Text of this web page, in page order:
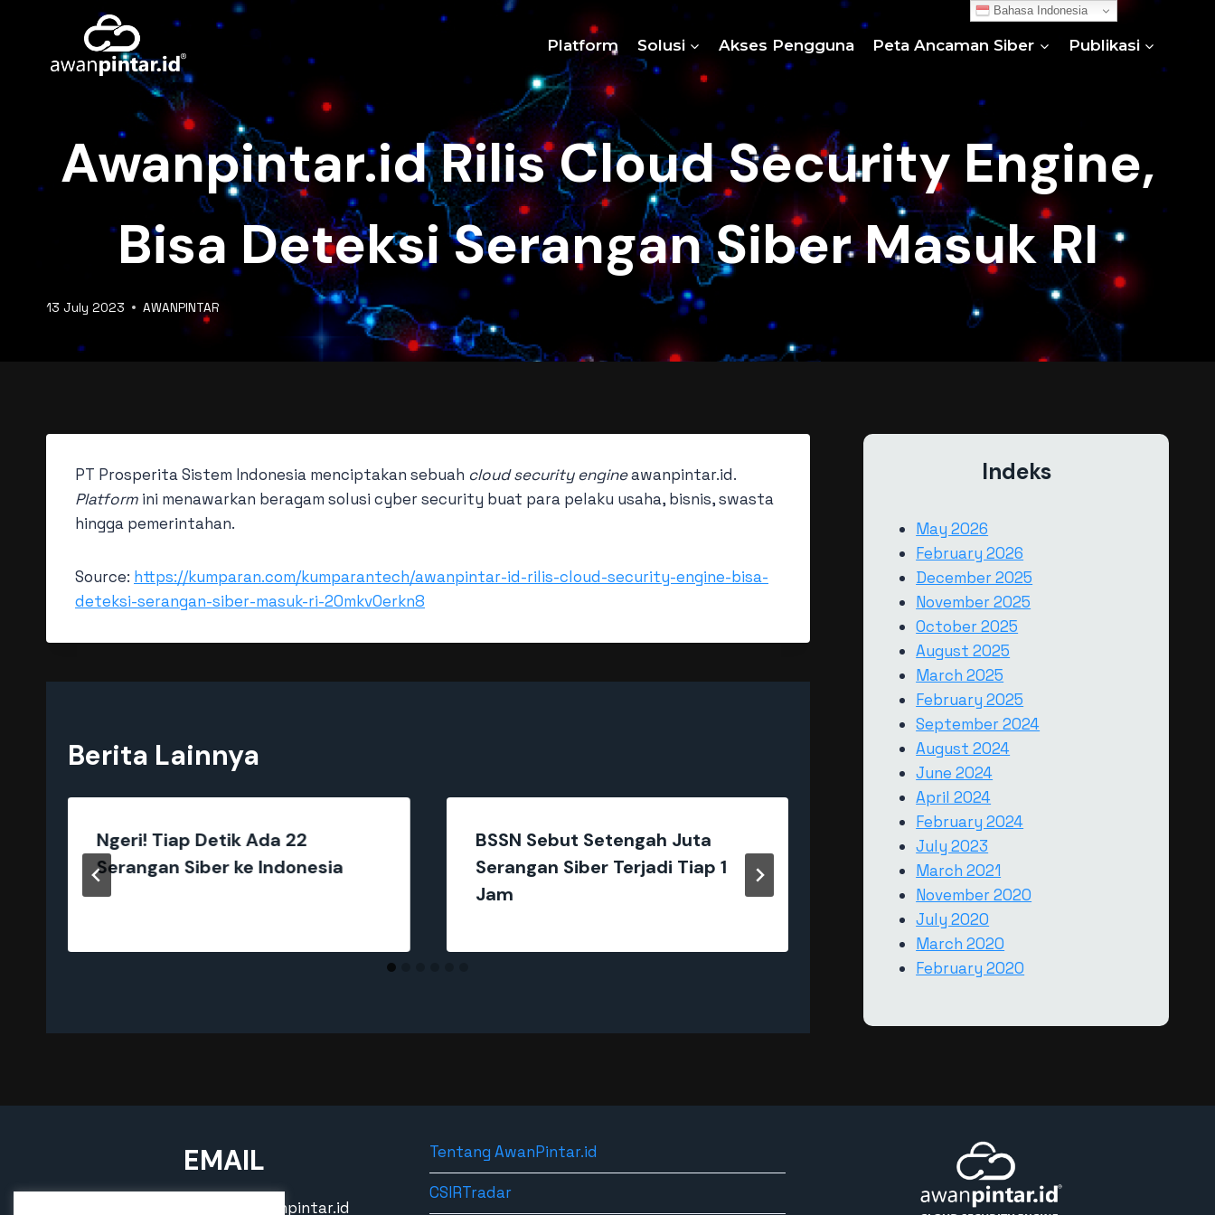
content
Platform Solusi Akses Pengguna Peta Ancaman Siber Publikasi
Awanpintar.id Rilis Cloud Security Engine,
Bisa Deteksi Serangan Siber Masuk RI
13 July 2023 AWANPINTAR
PT Prosperita Sistem Indonesia menciptakan sebuah cloud security engineawanpintar.id.
Platform ini menawarkan beragam solusi cyber security buat para pelaku usaha, bisnis, swasta
hingga pemerintahan.
Source: https://kumparan.com/kumparantech/awanpintar-id-rilis-cloud-security-engine-bisa-
deteksi-serangan-siber-masuk-ri-20mkvOerkn8
Berita Lainnya
Ngeri! Tiap Detik Ada 22
Serangan Siber ke Indonesia
BSSN Sebut Setengah Juta
Serangan Siber Terjadi Tiap 1
Jam
Indonesia Jadi Sumber
Serangan Spam dan Malware
Terbesar
Indeks
May 2026
February 2026
December 2025
November 2025
October 2025
August 2025
March 2025
February 2025
September 2024
August 2024
June 2024
April 2024
February 2024
July 2023
March 2021
November 2020
July 2020
March 2020
February 2020
EMAIL
tanya@awanpintar.id
Tentang AwanPintar.id
CSIRTradar
Bahasa Indonesia